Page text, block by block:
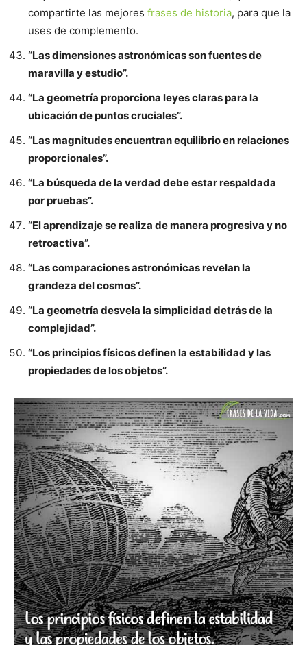
compartirte las mejores frases de historia, para que la
uses de complemento.
“Las dimensiones astronómicas son fuentes de
maravilla y estudio”.
“La geometría proporciona leyes claras para la
ubicación de puntos cruciales”.
“Las magnitudes encuentran equilibrio en relaciones
proporcionales”.
“La búsqueda de la verdad debe estar respaldada
por pruebas”.
“El aprendizaje se realiza de manera progresiva y no
retroactiva”.
“Las comparaciones astronómicas revelan la
grandeza del cosmos”.
“La geometría desvela la simplicidad detrás de la
complejidad”.
“Los principios físicos definen la estabilidad y las
propiedades de los objetos”.